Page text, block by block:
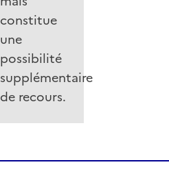
constitue
une
possibilité
supplémentaire
de recours.